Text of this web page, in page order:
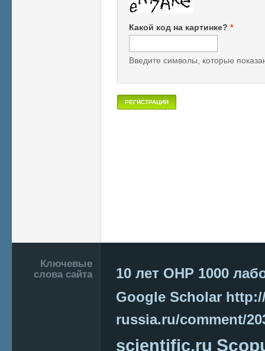
Какой код на картинке? *
Введите символы, которые
Подвал
Ключевые
слова сайта
10 лет ОНР 1000
Google Scholar
russia.ru/comment/
scientific.ru